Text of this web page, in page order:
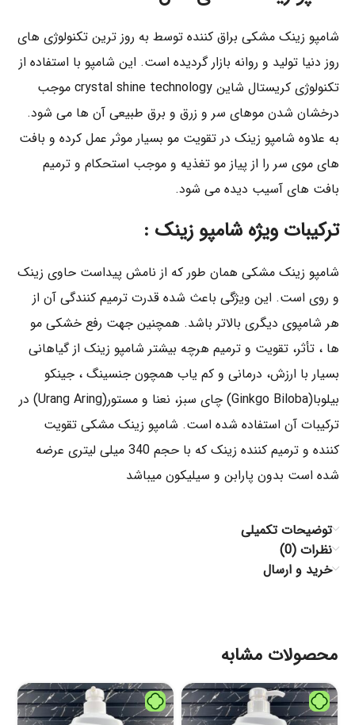
شامپو زینک مشکی براق كننده توسط به روز ترین تکنولوژی های
روز دنیا تولید و روانه بازار گردیده است. این شامپو با استفاده از
تکنولوژی کریستال شاین crystal shine technology موجب
درخشان شدن موهای سر و زرق و برق طبیعی آن ها می شود.
به علاوه شامپو زينک در تقویت مو بسیار موثر عمل کرده و بافت
های موی سر را از پیاز مو تغذیه و موجب استحکام و ترمیم
بافت های آسیب دیده می شود.
تركيبات ويژه شامپو زينک :
شامپو زینک مشکی همان طور كه از نامش پيداست حاوى زينک
و روى است. اين ويژگى باعث شده قدرت ترميم كنندگى آن از
هر شامپوى ديگرى بالاتر باشد. همچنین جهت رفع خشکی مو
ها ، تأثر، تقويت و ترميم هرچه بيشتر شامپو زينک از گياهانى
بسيار با ارزش، درمانى و كم ياب همچون جنسينگ ، جينكو
بيلوبا(Ginkgo Biloba) چاى سبز، نعنا و مستور(Urang Aring) در
تركيبات آن استفاده شده است. شامپو زینک مشکی تقويت
كننده و ترميم كننده زينک كه با حجم 340 ميلى ليترى عرضه
شده است بدون پارابن و سيليكون ميباشد
توضیحات تکمیلی
نظرات (0)
خرید و ارسال
محصولات مشابه